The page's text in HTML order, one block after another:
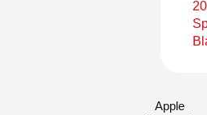
Apple